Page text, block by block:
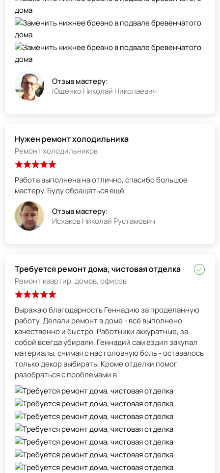
Отзыв мастеру:
Ющенко Николай Николаевич
Нужен ремонт холодильника
Ремонт холодильников
Работа выполнена на отлично, спасибо большое
мастеру. Буду обращаться ещё
Отзыв мастеру:
Исхаков Николай Рустамович
Требуется ремонт дома, чистовая отделка
Ремонт квартир, домов, офисов
Выражаю благодарность Геннадию за проделанную
работу. Делали ремонт в доме - всё выполнено
качественно и быстро. Работники аккуратные, за
собой всегда убирали. Геннадий сам ездил закупал
материалы, снимая с нас головную боль - оставалось
только декор выбирать. Кроме отделки помог
разобраться с проблемами в